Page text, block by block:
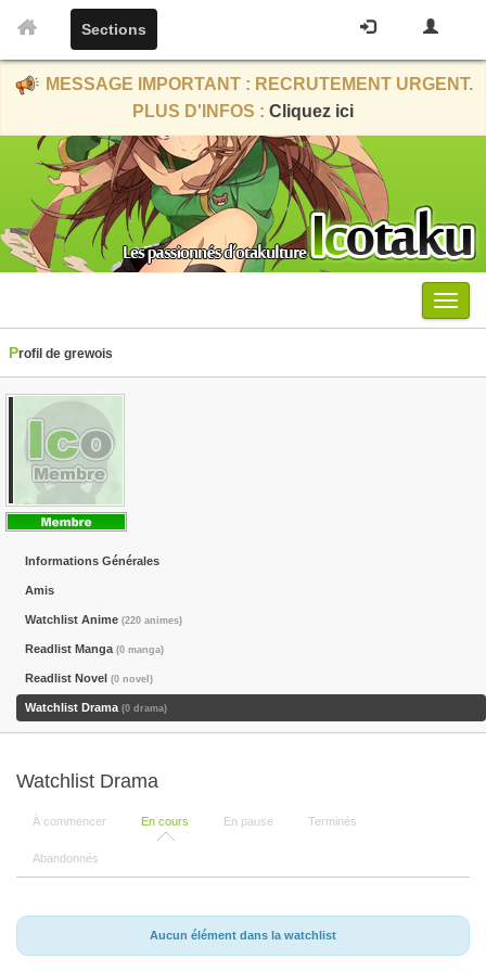
Sections
MESSAGE IMPORTANT : RECRUTEMENT URGENT.
PLUS D'INFOS : Cliquez ici
Menu
Profil de grewois
Informations Générales
Amis
Watchlist Anime (220 animes)
Readlist Manga (0 manga)
Readlist Novel (0 novel)
Watchlist Drama (0 drama)
Watchlist Drama
À commencer En cours En pause Terminés
Abandonnés
Aucun élément dans la watchlist